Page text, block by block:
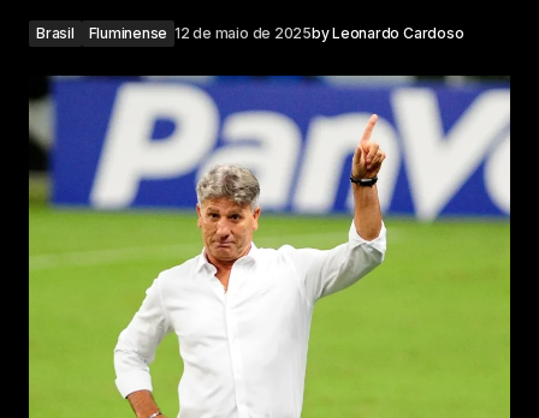
Brasil Fluminense 12 de maio de 2025byLeonardo Cardoso